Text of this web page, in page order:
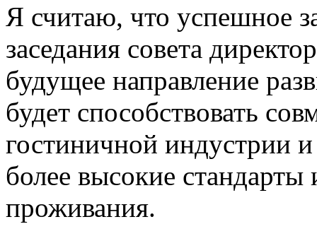
Я считаю, что успешное
заседания совета
будущее направление
будет способствовать
гостиничной индустрии
более высокие стандарты
проживания.